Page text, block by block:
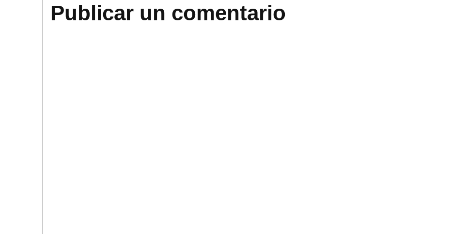
Publicar un comentario